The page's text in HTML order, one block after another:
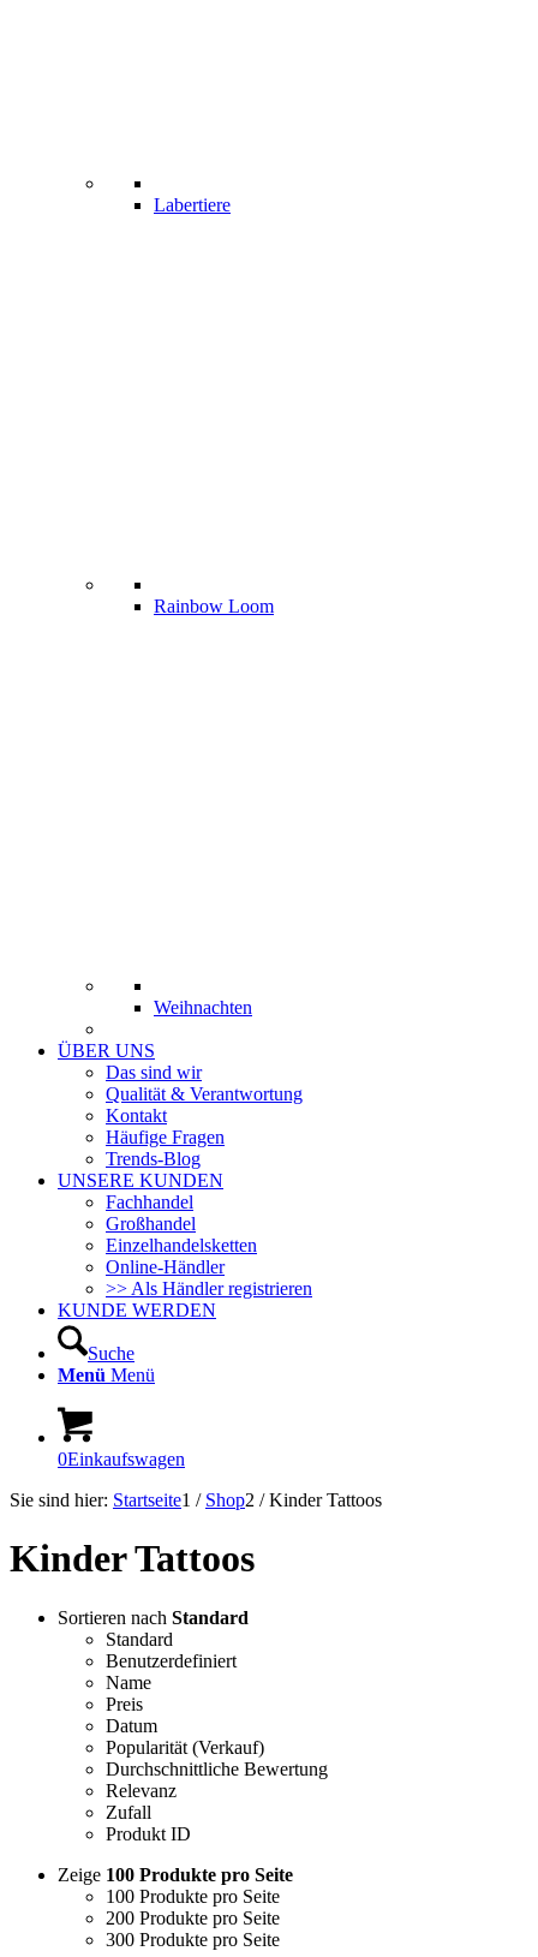
Labertiere
Rainbow Loom
Weihnachten
ÜBER UNS
Das sind wir
Qualität & Verantwortung
Kontakt
Häufige Fragen
Trends-Blog
UNSERE KUNDEN
Fachhandel
Großhandel
Einzelhandelsketten
Online-Händler
>> Als Händler registrieren
KUNDE WERDEN
Suche
Menü Menü
0Einkaufswagen
Sie sind hier: Startseite1 / Shop2 / Kinder Tattoos
Kinder Tattoos
Sortieren nach Standard
Standard
Benutzerdefiniert
Name
Preis
Datum
Popularität (Verkauf)
Durchschnittliche Bewertung
Relevanz
Zufall
Produkt ID
Zeige 100 Produkte pro Seite
100 Produkte pro Seite
200 Produkte pro Seite
300 Produkte pro Seite